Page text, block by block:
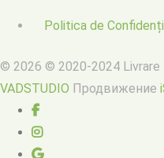
Politica de
© 2026 © 2020-2024
VADSTUDIO Продвижение